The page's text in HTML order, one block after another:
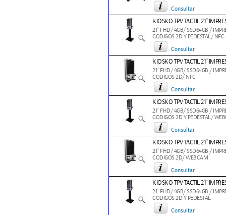
Consultar
KIOSKO TPV TACTIL 21''
21" FHD/ 4GB/ SSD64GB /
CODIGOS 2D Y PEDESTAL/ NFC
Consultar
KIOSKO TPV TACTIL 21''
21" FHD/ 4GB/ SSD64GB /
CODIGOS 2D/ NFC
Consultar
KIOSKO TPV TACTIL 21''
21" FHD/ 4GB/ SSD64GB /
CODIGOS 2D Y PEDESTAL/
Consultar
KIOSKO TPV TACTIL 21''
21" FHD/ 4GB/ SSD64GB /
CODIGOS 2D/ WEBCAM
Consultar
KIOSKO TPV TACTIL 21''
21" FHD/ 4GB/ SSD64GB /
CODIGOS 2D Y PEDESTAL
Consultar